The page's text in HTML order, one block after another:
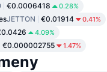
€0.0006418 0.28%
JETTON €0.01914 0.41%
4.09%
€0.000002755 1.47%